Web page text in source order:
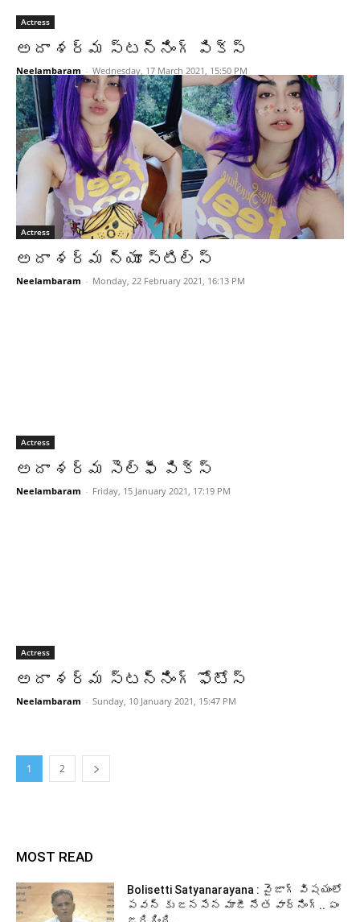
Actress
అదా శర్మ స్టన్నింగ్‌ పిక్స్
Neelambaram - Wednesday, 17 March 2021, 15:50 PM
Actress
అదా శర్మ న్యూ స్టిల్స్‌
Neelambaram - Monday, 22 February 2021, 16:13 PM
Actress
అదా శర్మ సెల్ఫీ పిక్స్
Neelambaram - Friday, 15 January 2021, 17:19 PM
Actress
అదా శర్మ స్టన్నింగ్‌ ఫోటోస్‌
Neelambaram - Sunday, 10 January 2021, 15:47 PM
1 2
MOST READ
Bolisetti Satyanarayana : వైజాగ్ విషయంలో
పవన్ కు జనసేన మాజీ నేత వార్నింగ్.. ఏం